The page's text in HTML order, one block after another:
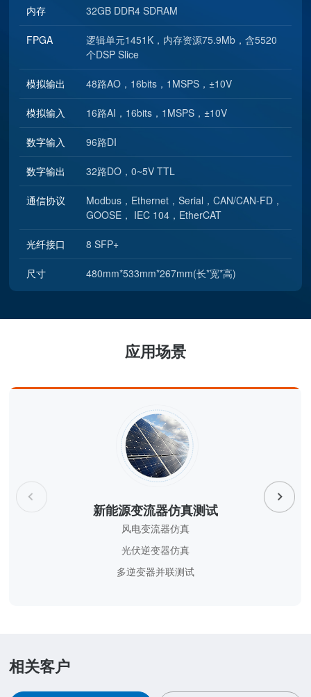
内存 32GB DDR4 SDRAM
FPGA
逻辑单元1451K，内存资源75.9Mb，含5520
个DSP Slice
模拟输出 48路AO，16bits，1MSPS，±10V
模拟输入 16路AI，16bits，1MSPS，±10V
数字输入 96路DI
数字输出 32路DO，0~5V TTL
通信协议
Modbus，Ethernet，Serial，CAN/CAN-FD，
GOOSE， IEC 104，EtherCAT
光纤接口 8 SFP+
尺寸 480mm*533mm*267mm(长*宽*高)
应用场景
新能源变流器仿真测试
风电变流器仿真
光伏逆变器仿真
多逆变器并联测试
风电变流器仿真
光伏逆变器仿真
多逆变器并联测试
探索更多
相关客户